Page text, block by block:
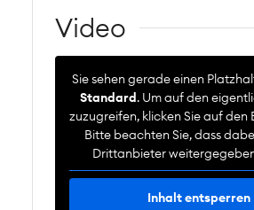
Video
Sie sehen gerade einen
Standard. Um auf den
zuzugreifen, klicken Sie auf den
Bitte beachten Sie, dass
Drittanbieter
Inhalt entsperren